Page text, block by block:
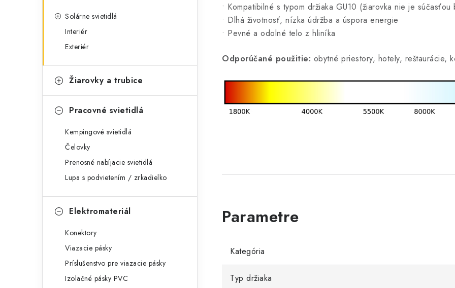
Solárne svietidlá
Interiér
Exteriér
Žiarovky a trubice
Pracovné svietidlá
Kempingové svietidlá
Čelovky
Prenosné nabíjacie svietidlá
Lupa s podvietením / zrkadielko
Elektromateriál
Konektory
Viazacie pásky
Príslušenstvo pre viazacie pásky
Izolačné pásky PVC
• Kompatibilné s typom držiaka GU10 (žiarovka nie je súčasťou
• Dlhá životnosť, nízka údržba a úspora energie
• Pevné a odolné telo z hliníka
Odporúčané použitie: obytné priestory, hotely, reštaurácie,
Kategória
Typ držiaka